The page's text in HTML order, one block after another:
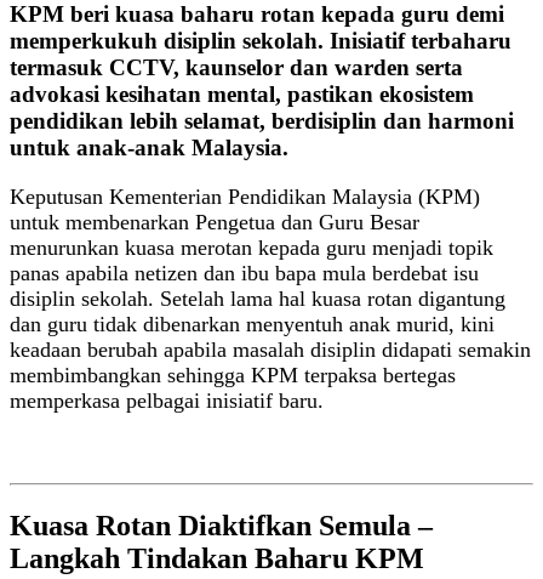
KPM beri kuasa baharu rotan kepada guru demi
memperkukuh disiplin sekolah. Inisiatif terbaharu
termasuk CCTV, kaunselor dan warden serta
advokasi kesihatan mental, pastikan ekosistem
pendidikan lebih selamat, berdisiplin dan harmoni
untuk anak-anak Malaysia.
Keputusan Kementerian Pendidikan Malaysia (KPM)
untuk membenarkan Pengetua dan Guru Besar
menurunkan kuasa merotan kepada guru menjadi topik
panas apabila netizen dan ibu bapa mula berdebat isu
disiplin sekolah. Setelah lama hal kuasa rotan digantung
dan guru tidak dibenarkan menyentuh anak murid, kini
keadaan berubah apabila masalah disiplin didapati semakin
membimbangkan sehingga KPM terpaksa bertegas
memperkasa pelbagai inisiatif baru.
Kuasa Rotan Diaktifkan Semula –
Langkah Tindakan Baharu KPM